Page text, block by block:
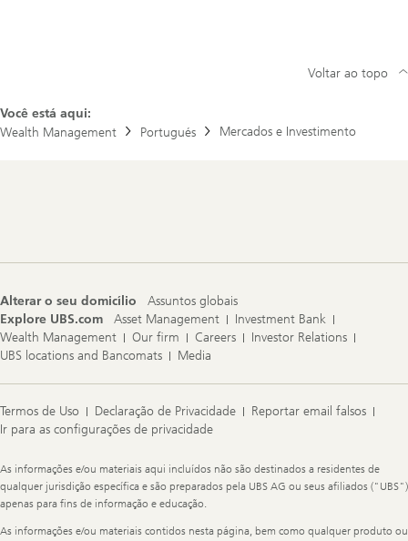
Você está aqui:
Wealth Management
Portugués Mercados e Investimento
Voltar ao topo
Alterar o seu domicílio
Assuntos globais
Explore UBS.com
Asset Management
Investment Bank
Wealth Management
Our firm Careers
Investor Relations
UBS locations and Bancomats
Media
Termos de Uso Declaração de Privacidade
Reportar email falsos
Ir para as configurações de privacidade
Legal
Information
As informações e/ou materiais aqui incluídos não são destinados a residentes de
qualquer jurisdição específica e são preparados pela UBS AG ou seus afiliados ("UBS")
apenas para fins de informação e educação.
As informações e/ou materiais contidos nesta página, bem como qualquer produto ou